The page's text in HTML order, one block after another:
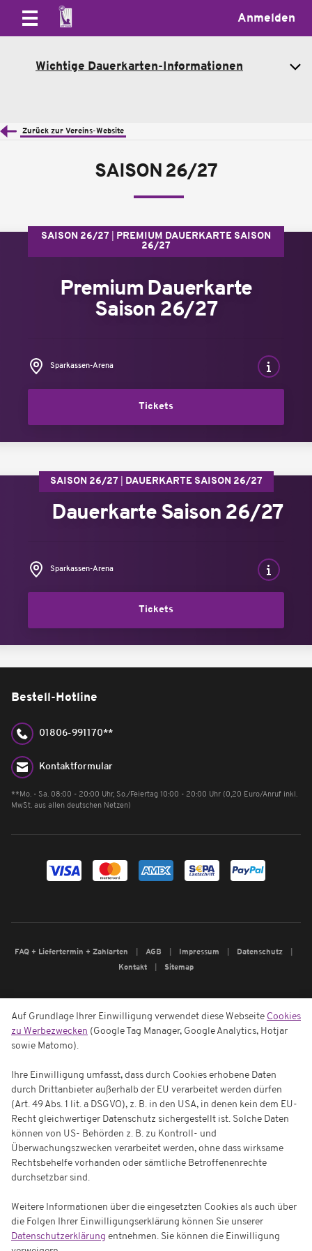
Anmelden
Wichtige Dauerkarten-Informationen
Zurück zur Vereins-Website
SAISON 26/27
SAISON 26/27
PREMIUM DAUERKARTE SAISON
26/27
Premium Dauerkarte
Saison 26/27
Sparkassen-Arena
Tickets
SAISON 26/27 DAUERKARTE SAISON 26/27
Dauerkarte Saison 26/27
Sparkassen-Arena
Tickets
Bestell-Hotline
01806-991170**
Kontaktformular
**Mo. - Sa. 08:00 - 20:00 Uhr, So./Feiertag 10:00 - 20:00 Uhr (0,20 Euro/Anruf inkl.
MwSt. aus allen deutschen Netzen)
FAQ + Liefertermin + Zahlarten AGB Impressum
Datenschutz
Kontakt
Sitemap
Auf Grundlage Ihrer Einwilligung verwendet diese Webseite Cookies
zu Werbezwecken (Google Tag Manager, Google Analytics, Hotjar
sowie Matomo).
Ihre Einwilligung umfasst, dass durch Cookies erhobene Daten
durch Drittanbieter außerhalb der EU verarbeitet werden dürfen
(Art. 49 Abs. 1 lit. a DSGVO), z. B. in den USA, in denen kein dem EU-
Recht gleichwertiger Datenschutz sichergestellt ist. Solche Daten
können von US- Behörden z. B. zu Kontroll- und
Überwachungszwecken verarbeitet werden, ohne dass wirksame
Rechtsbehelfe vorhanden oder sämtliche Betroffenenrechte
durchsetzbar sind.
Weitere Informationen über die eingesetzten Cookies als auch über
die Folgen Ihrer Einwilligungserklärung können Sie unserer
Datenschutzerklärung entnehmen. Sie können die Einwilligung